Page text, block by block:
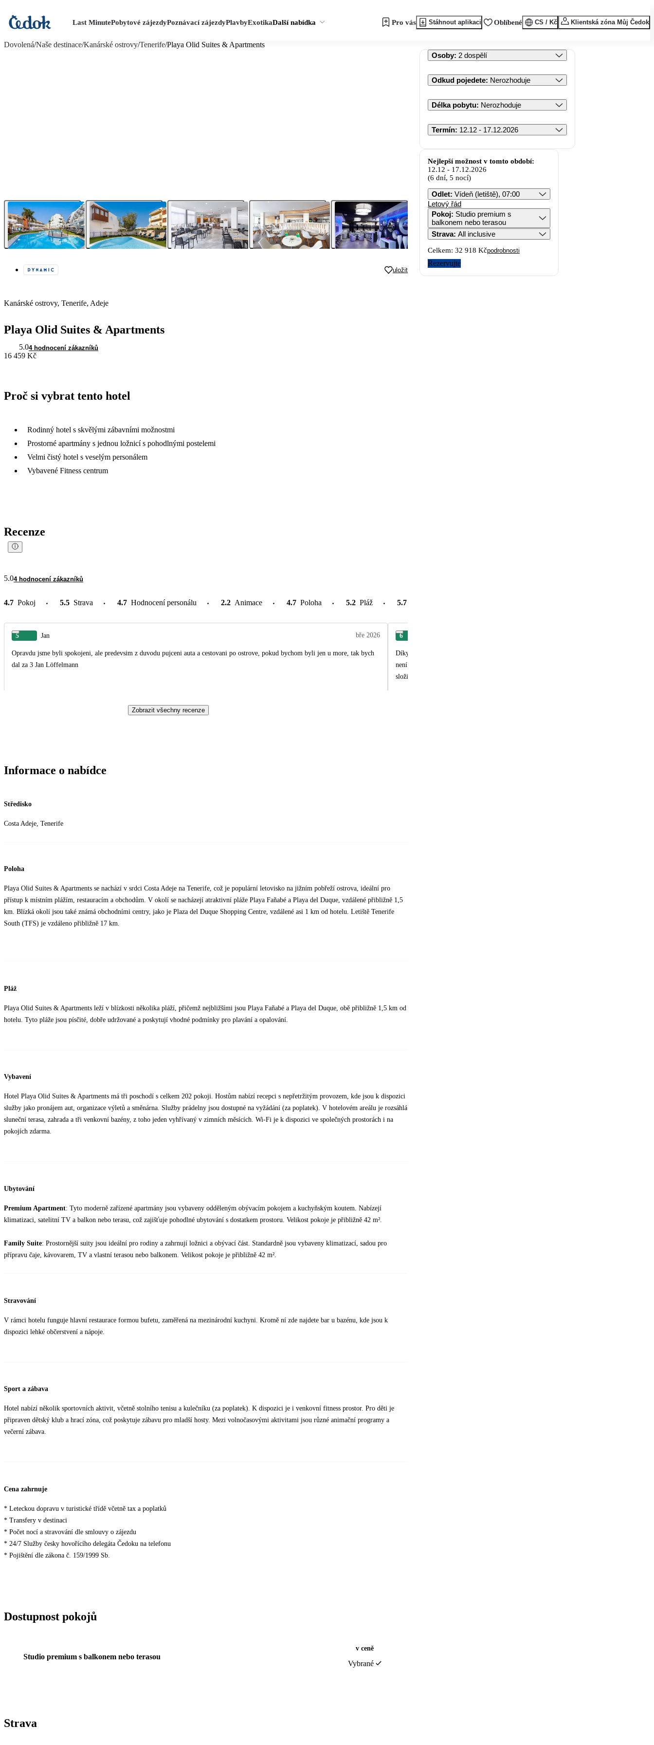
Last MinutePobytové zájezdyPoznávací zájezdyPlavbyExotikaDalší nabídka Pro vás Stáhnout aplikaci Oblíbené CS / Kč Klientská zóna Můj Čedok
Dovolená/Naše destinace/Kanárské ostrovy/Tenerife/Playa Olid Suites & Apartments
uložit
Kanárské ostrovy, Tenerife, Adeje
Playa Olid Suites & Apartments
5.04 hodnocení zákazníků
16 459 Kč
Proč si vybrat tento hotel
Rodinný hotel s skvělými zábavními možnostmi
Prostorné apartmány s jednou ložnicí s pohodlnými postelemi
Velmi čistý hotel s veselým personálem
Vybavené Fitness centrum
Recenze
5.04 hodnocení zákazníků
4.7 Pokoj 5.5 Strava 4.7 Hodnocení personálu 2.2 Animace 4.7 Poloha 5.2 Pláž 5.7
5 Jan bře 2026
Opravdu jsme byli spokojeni, ale predevsim z duvodu pujceni auta a cestovani po ostrove, pokud bychom byli jen u more, tak bych
dal za 3 Jan Löffelmann
6
Díky naší nepozornosti jsme až po příletu do destinace zjistili, že tento zájezd má delegáta
není delegát k dispozici na místě, měla by tato skutečnost být zdůrazněna. Řešení některých
složitější a zabere čas, který bychom využili k rekreaci.
Zobrazit všechny recenze
Informace o nabídce
Středisko
Costa Adeje, Tenerife
Poloha
Playa Olid Suites & Apartments se nachází v srdci Costa Adeje na Tenerife, což je populární letovisko na jižním pobřeží ostrova, ideální pro
přístup k místním plážím, restauracím a obchodům. V okolí se nacházejí atraktivní pláže Playa Fañabé a Playa del Duque, vzdálené přibližně 1,5
km. Blízká okolí jsou také známá obchodními centry, jako je Plaza del Duque Shopping Centre, vzdálené asi 1 km od hotelu. Letiště Tenerife
South (TFS) je vzdáleno přibližně 17 km.
Pláž
Playa Olid Suites & Apartments leží v blízkosti několika pláží, přičemž nejbližšími jsou Playa Fañabé a Playa del Duque, obě přibližně 1,5 km od
hotelu. Tyto pláže jsou písčité, dobře udržované a poskytují vhodné podmínky pro plavání a opalování.
Vybavení
Hotel Playa Olid Suites & Apartments má tři poschodí s celkem 202 pokoji. Hostům nabízí recepci s nepřetržitým provozem, kde jsou k dispozici
služby jako pronájem aut, organizace výletů a směnárna. Služby prádelny jsou dostupné na vyžádání (za poplatek). V hotelovém areálu je rozsáhlá
sluneční terasa, zahrada a tři venkovní bazény, z toho jeden vyhřívaný v zimních měsících. Wi-Fi je k dispozici ve společných prostorách i na
pokojích zdarma.
Ubytování
Premium Apartment: Tyto moderně zařízené apartmány jsou vybaveny odděleným obývacím pokojem a kuchyňským koutem. Nabízejí
klimatizaci, satelitní TV a balkon nebo terasu, což zajišťuje pohodlné ubytování s dostatkem prostoru. Velikost pokoje je přibližně 42 m².
Family Suite: Prostornější suity jsou ideální pro rodiny a zahrnují ložnici a obývací část. Standardně jsou vybaveny klimatizací, sadou pro
přípravu čaje, kávovarem, TV a vlastní terasou nebo balkonem. Velikost pokoje je přibližně 42 m².
Stravování
V rámci hotelu funguje hlavní restaurace formou bufetu, zaměřená na mezinárodní kuchyni. Kromě ní zde najdete bar u bazénu, kde jsou k
dispozici lehké občerstvení a nápoje.
Sport a zábava
Hotel nabízí několik sportovních aktivit, včetně stolního tenisu a kulečníku (za poplatek). K dispozici je i venkovní fitness prostor. Pro děti je
připraven dětský klub a hrací zóna, což poskytuje zábavu pro mladší hosty. Mezi volnočasovými aktivitami jsou různé animační programy a
večerní zábava.
Cena zahrnuje
* Leteckou dopravu v turistické třídě včetně tax a poplatků
* Transfery v destinaci
* Počet nocí a stravování dle smlouvy o zájezdu
* 24/7 Služby česky hovořícího delegáta Čedoku na telefonu
* Pojištění dle zákona č. 159/1999 Sb.
Dostupnost pokojů
Studio premium s balkonem nebo terasou
v ceně
Vybrané
Strava
Osoby: 2 dospělí
Odkud pojedete: Nerozhoduje
Délka pobytu: Nerozhoduje
Termín: 12.12 - 17.12.2026
Nejlepší možnost v tomto období:
12.12 - 17.12.2026
(6 dní, 5 nocí)
Odlet: Vídeň (letiště), 07:00
Letový řád
Pokoj: Studio premium s
balkonem nebo terasou
Strava: All inclusive
Celkem: 32 918 Kčpodrobnosti
Rezervujte